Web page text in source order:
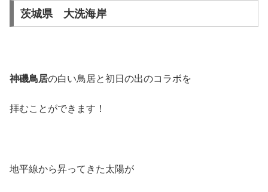
茨城県 大洗海岸
神磯鳥居の白い鳥居と初日の出のコラボを
拝むことができます！
地平線から昇ってきた太陽が